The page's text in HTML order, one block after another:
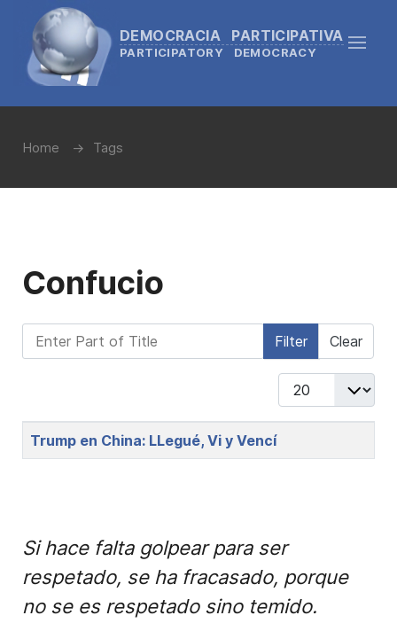
DEMOCRACIA PARTICIPATIVA
PARTICIPATORY DEMOCRACY
Home Tags
Confucio
Enter Part of Title Filter Clear
Display #
Title
Trump en China: LLegué, Vi y Vencí
Si hace falta golpear para ser
respetado, se ha fracasado, porque
no se es respetado sino temido.